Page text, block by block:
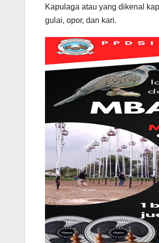
Kapulaga atau yang dikenal
gulai, opor, dan kari.